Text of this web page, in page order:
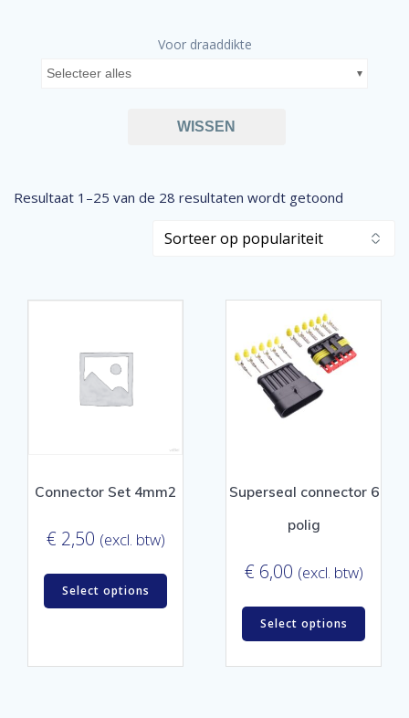
Voor draaddikte
Selecteer alles
WISSEN
Resultaat 1–25 van de 28 resultaten wordt getoond
Connector Set 4mm2
€ 2,50 (excl. btw)
Select options
Superseal connector 6
polig
€ 6,00 (excl. btw)
Select options